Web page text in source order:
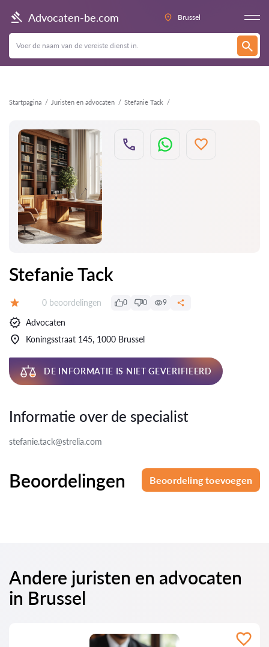
Advocaten-be.com Brussel
Startpagina Juristen en advocaten Stefanie Tack
Terug
Stefanie Tack
Beoordelingen:
0 beoordelingen 0 0 9
Advocaten
Koningsstraat 145, 1000 Brussel
DE INFORMATIE IS NIET GEVERIFIEERD
Informatie over de specialist
stefanie.tack@strelia.com
Beoordelingen Beoordeling toevoegen
Andere juristen en advocaten
in Brussel